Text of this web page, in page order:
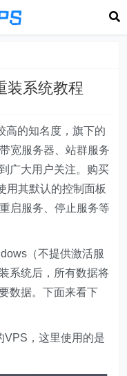
装系统教程
高的知名度，旗下的
宽服务器、站群服务
广大用户关注。购买
用其默认的控制面板
启服务、停止服务等
（不提供激活服
系统后，所有数据将
数据。下面来看下
VPS，这里使用的是